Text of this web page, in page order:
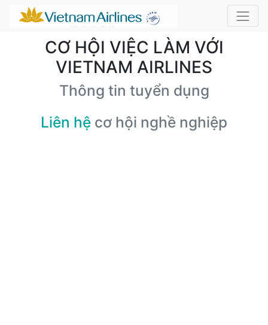
CƠ HỘI VIỆC LÀM VỚI
VIETNAM AIRLINES
Thông tin tuyển dụng
Liên hệ cơ hội nghề nghiệp